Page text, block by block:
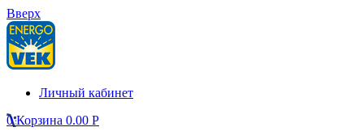
Вверх
Личный кабинет
0 Корзина 0.00 Р